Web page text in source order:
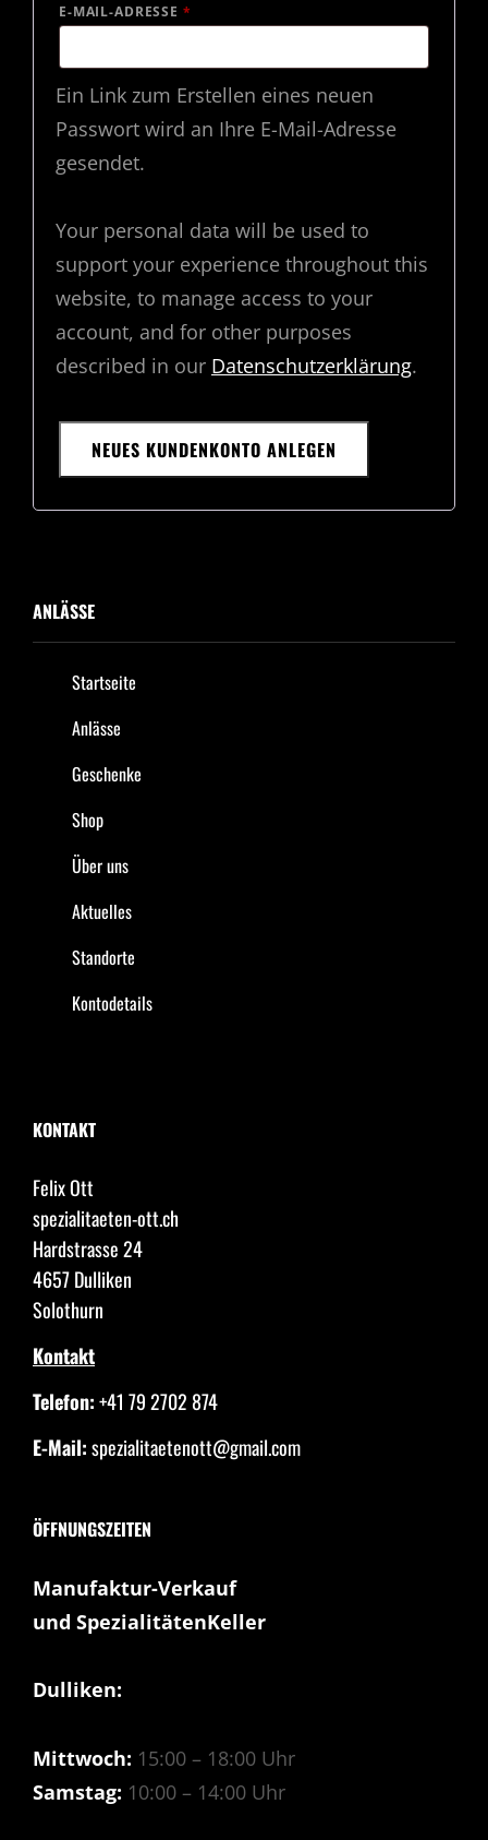
E-MAIL-ADRESSE *
Ein Link zum Erstellen eines neuen
Passwort wird an Ihre E-Mail-Adresse
gesendet.
Your personal data will be used to
support your experience throughout this
website, to manage access to your
account, and for other purposes
described in our Datenschutzerklärung.
NEUES KUNDENKONTO ANLEGEN
ANLÄSSE
Startseite
Anlässe
Geschenke
Shop
Über uns
Aktuelles
Standorte
Kontodetails
KONTAKT
Felix Ott
spezialitaeten-ott.ch
Hardstrasse 24
4657 Dulliken
Solothurn
Kontakt
Telefon:+41 79 2702 874
E-Mail:spezialitaetenott@gmail.com
ÖFFNUNGSZEITEN
Manufaktur-Verkauf
und SpezialitätenKeller
Dulliken:
Mittwoch: 15:00 – 18:00 Uhr
Samstag: 10:00 – 14:00 Uhr